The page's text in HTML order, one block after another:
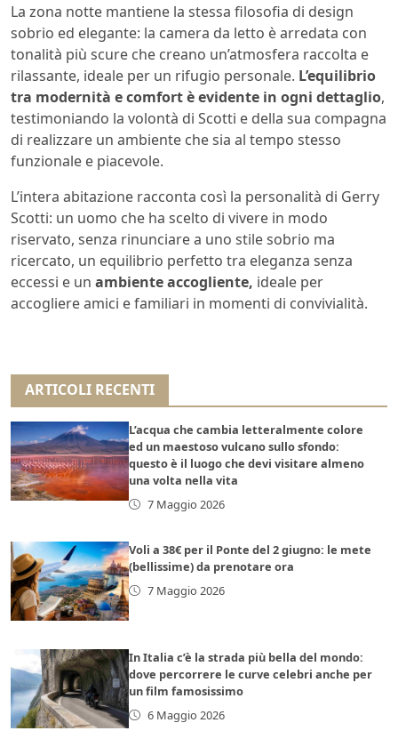
La zona notte mantiene la stessa filosofia di design
sobrio ed elegante: la camera da letto è arredata con
tonalità più scure che creano un’atmosfera raccolta e
rilassante, ideale per un rifugio personale. L’equilibrio
tra modernità e comfort è evidente in ogni dettaglio,
testimoniando la volontà di Scotti e della sua compagna
di realizzare un ambiente che sia al tempo stesso
funzionale e piacevole.
L’intera abitazione racconta così la personalità di Gerry
Scotti: un uomo che ha scelto di vivere in modo
riservato, senza rinunciare a uno stile sobrio ma
ricercato, un equilibrio perfetto tra eleganza senza
eccessi e un ambiente accogliente, ideale per
accogliere amici e familiari in momenti di convivialità.
ARTICOLI RECENTI
L’acqua che cambia letteralmente colore
ed un maestoso vulcano sullo sfondo:
questo è il luogo che devi visitare almeno
una volta nella vita
7 Maggio 2026
Voli a 38€ per il Ponte del 2 giugno: le mete
(bellissime) da prenotare ora
7 Maggio 2026
In Italia c’è la strada più bella del mondo:
dove percorrere le curve celebri anche per
un film famosissimo
6 Maggio 2026